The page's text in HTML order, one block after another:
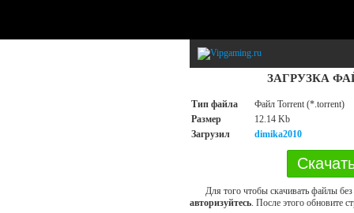
ЗАГРУЗКА
Тип файла
Файл Torrent (*.torrent)
Размер
12.14 Kb
Загрузил
dimika2010
Для того чтобы скачивать файлы
авторизуйтесь. После этого обновите